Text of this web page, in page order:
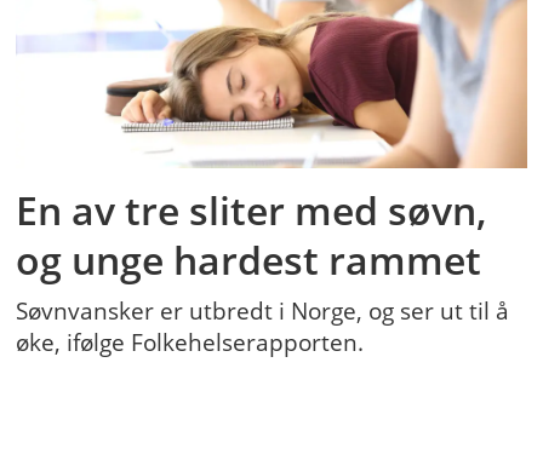
En av tre sliter med søvn,
og unge hardest rammet
Søvnvansker er utbredt i Norge, og ser ut til å
øke, ifølge Folkehelserapporten.